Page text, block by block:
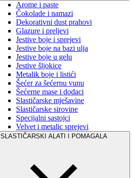
Arome i paste
Čokolade i namazi
Dekorativni dust prahovi
Glazure i preljevi
Jestive boje i sprejevi
Jestive boje na bazi ulja
Jestive boje u gelu
Jestive šljokice
Metalik boje i listići
Šećer za šećernu vunu
Šećerne mase i dodaci
Slastičarske mješavine
Slastičarske sirovine
Specijalni sastojci
Velvet i metalic sprejevi
SLASTIČARSKI ALATI I POMAGALA